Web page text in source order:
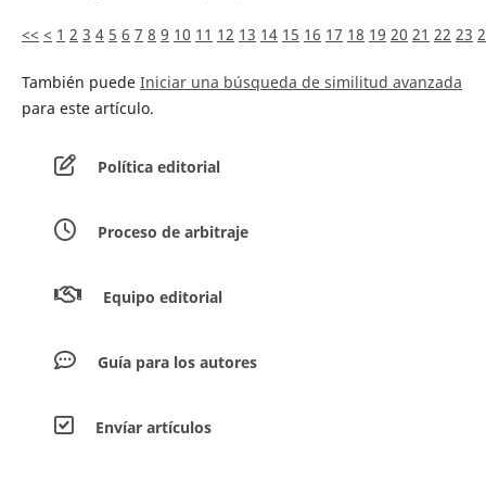
<< < 1 2 3 4 5 6 7 8 9 10 11 12 13 14 15 16 17 18 19 20 21 22 23
También puede Iniciar una búsqueda de similitud avanzada
para este artículo.
Política editorial
Proceso de arbitraje
Equipo editorial
Guía para los autores
Envíar artículos